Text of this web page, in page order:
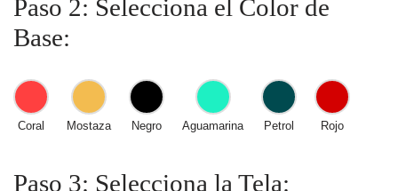
Paso 2: Selecciona el Color de
Base:
Coral Mostaza Negro Aguamarina Petrol Rojo
Paso 3: Selecciona la Tela: